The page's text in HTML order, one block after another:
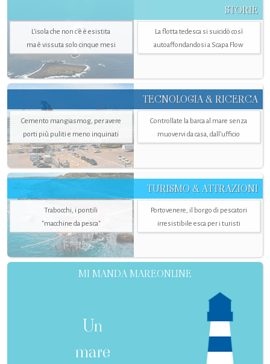
STORIE
L’isola che non c'è è esistita
ma è vissuta solo cinque mesi
La flotta tedesca si suicidò così
autoaffondandosi a Scapa Flow
TECNOLOGIA & RICERCA
Cemento mangiasmog, per avere
porti più puliti e meno inquinati
Controllate la barca al mare senza
muovervi da casa, dall’ufficio
TURISMO & ATTRAZIONI
Trabocchi, i pontili
"macchine da pesca"
Portovenere, il borgo di pescatori
irresistibile esca per i turisti
MI MANDA MAREONLINE
Un
mare